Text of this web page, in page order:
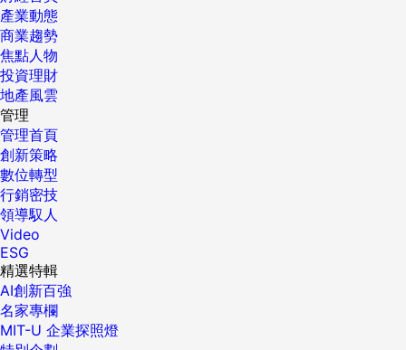
產業動態
商業趨勢
焦點人物
投資理財
地產風雲
管理
管理首頁
創新策略
數位轉型
行銷密技
領導馭人
Video
ESG
精選特輯
AI創新百強
名家專欄
MIT-U 企業探照燈